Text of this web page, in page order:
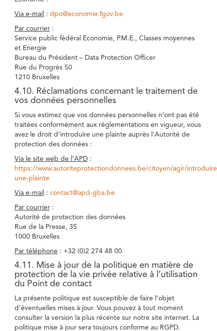
Via e-mail : dpo@economie.fgov.be
Par courrier :
Service public fédéral Economie, P.M.E., Classes moyennes
et Energie
Bureau du Président – Data Protection Officer
Rue du Progrès 50
1210 Bruxelles
4.10. Réclamations concernant le traitement de
vos données personnelles
Si vous estimez que vos données personnelles n’ont pas été
traitées conformément aux règlementations en vigueur, vous
avez le droit d’introduire une plainte auprès l’Autorité de
protection des données :
Via le site web de l’APD :
https://www.autoriteprotectiondonnees.be/citoyen/agir/
une-plainte
Via e-mail : contact@apd-gba.be
Par courrier :
Autorité de protection des données
Rue de la Presse, 35
1000 Bruxelles
Par téléphone : +32 (0)2 274 48 00
4.11. Mise à jour de la politique en matière de
protection de la vie privée relative à l’utilisation
du Point de contact
La présente politique est susceptible de faire l’objet
d’éventuelles mises à jour. Vous pouvez à tout moment
consulter la version la plus récente sur notre site internet. La
politique mise à jour sera toujours conforme au RGPD.